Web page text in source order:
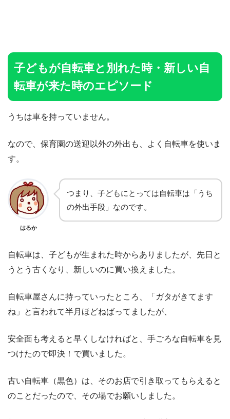
子どもが自転車と別れた時・新しい自
転車が来た時のエピソード
うちは車を持っていません。
なので、保育園の送迎以外の外出も、よく自転車を使いま
す。
はるか
つまり、子どもにとっては自転車は「うち
の外出手段」なのです。
自転車は、子どもが生まれた時からありましたが、先日と
うとう古くなり、新しいのに買い換えました。
自転車屋さんに持っていったところ、「ガタがきてます
ね」と言われて半月ほどねばってましたが、
安全面も考えると早くしなければと、手ごろな自転車を見
つけたので即決！で買いました。
古い自転車（黒色）は、そのお店で引き取ってもらえると
のことだったので、その場でお願いしました。